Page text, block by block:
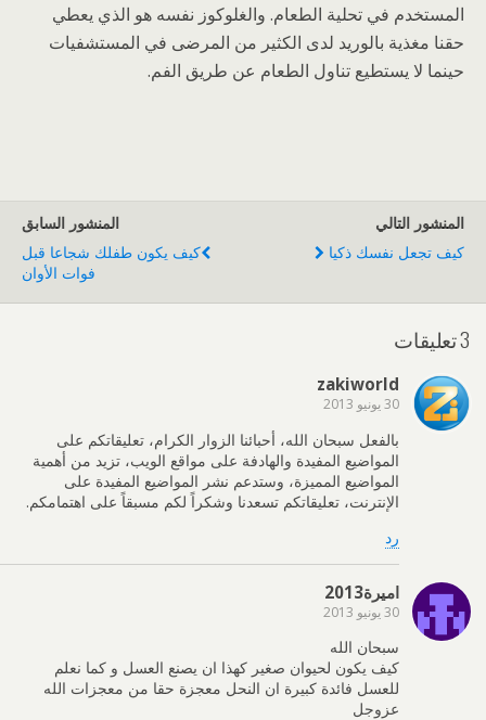
المستخدم في تحلية الطعام. والغلوكوز نفسه هو الذي يعطي
حقنا مغذية بالوريد لدى الكثير من المرضى في المستشفيات
حينما لا يستطيع تناول الطعام عن طريق الفم.
المنشور السابق
كيف يكون طفلك شجاعا قبل
فوات الأوان
المنشور التالي
كيف تجعل نفسك ذكيا
3 تعليقات
zakiworld
30 يونيو 2013
بالفعل سبحان الله، أحبائنا الزوار الكرام، تعليقاتكم على
المواضيع المفيدة والهادفة على مواقع الويب، تزيد من أهمية
المواضيع المميزة، وستدعم نشر المواضيع المفيدة على
الإنترنت، تعليقاتكم تسعدنا وشكراً لكم مسبقاً على اهتمامكم.
رد
اميرة2013
30 يونيو 2013
سبحان الله
كيف يكون لحيوان صغير كهذا ان يصنع العسل و كما نعلم
للعسل فائدة كبيرة ان النحل معجزة حقا من معجزات الله
عزوجل